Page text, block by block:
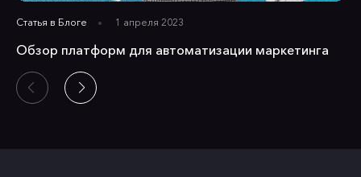
Статья в Блоге 1 апреля 2023
Обзор платформ для автоматизации маркетинга